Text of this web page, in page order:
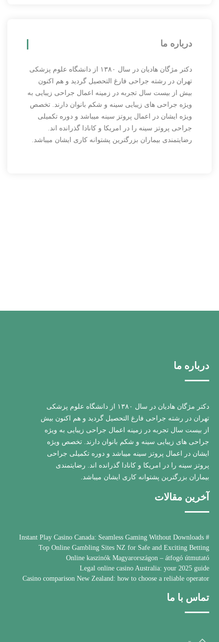
درباره ما
دکتر مژگان هادیان در سال ۱۳۸۰ از دانشگاه علوم پزشکی
تهران در رشته جراحی فارغ التحصیل گردید و هم اکنون
بیش از بیست سال تجربه در زمینه اعمال جراحی زیبایی به
ویژه جراحی های زیبایی سینه و شکم بانوان دارند. تخصص
ویژه ایشان در اعمال پروتز سینه میباشد و دوره تکمیلی
جراحی پروتز سینه را در امریکا و کانادا گذرانده اند.
رضایتمندی بیماران بزرگترین پشتوانه کاری ایشان میباشد.
درباره ما
دکتر مژگان هادیان در سال ۱۳۸۰ از دانشگاه علوم پزشکی
تهران در رشته جراحی فارغ التحصیل گردید و هم اکنون بیش
از بیست سال تجربه در زمینه اعمال جراحی زیبایی به ویژه
جراحی های زیبایی سینه و شکم بانوان دارند. تخصص ویژه
ایشان در اعمال پروتز سینه میباشد و دوره تکمیلی جراحی
پروتز سینه را در امریکا و کانادا گذرانده اند. رضایتمندی
بیماران بزرگترین پشتوانه کاری ایشان میباشد.
آخرین مقالات
# Instant Play Casino Canada: Seamless Gaming Without Downloads
Top Online Gambling Sites NZ for Safe and Exciting Betting
Online kaszinók Magyarországon – átfogó útmutató
Legal online casino Australia: your 2025 guide
Casino comparison New Zealand: how to choose a reliable operator
تماس با ما